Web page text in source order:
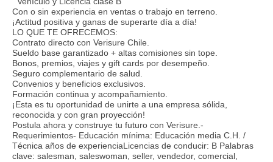
Con o sin experiencia en ventas o trabajo en terreno.
¡Actitud positiva y ganas de superarte día a día!
LO QUE TE OFRECEMOS:
Contrato directo con Verisure Chile.
Sueldo base garantizado + altas comisiones sin tope.
Bonos, premios, viajes y gift cards por desempeño.
Seguro complementario de salud.
Convenios y beneficios exclusivos.
Formación continua y acompañamiento.
¡Esta es tu oportunidad de unirte a una empresa sólida,
reconocida y con gran proyección!
Postula ahora y construye tu futuro con Verisure.-
Requerimientos- Educación mínima: Educación media C.H. /
Técnica años de experienciaLicencias de conducir: B Palabras
clave: salesman, saleswoman, seller, vendedor, comercial,